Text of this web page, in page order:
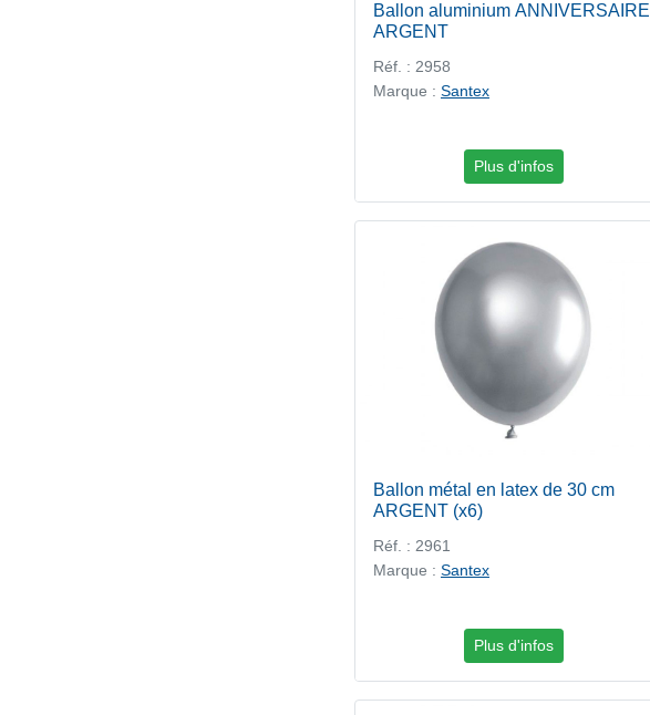
Ballon aluminium ANNIVERSAIRE
ARGENT
Réf. : 2958
Marque : Santex
Plus d'infos
Ballon métal en latex de 30 cm
ARGENT (x6)
Réf. : 2961
Marque : Santex
Plus d'infos